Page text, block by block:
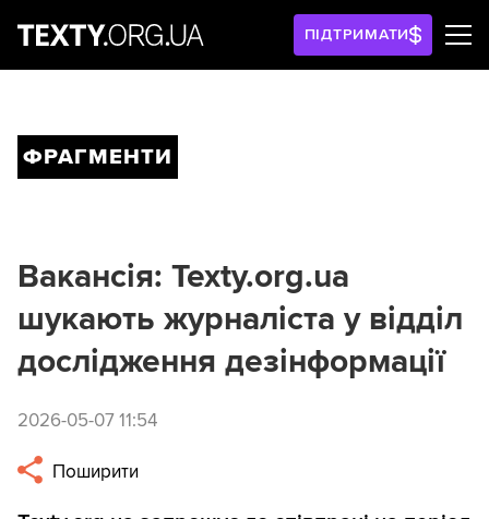
ПІДТРИМАТИ
ФРАГМЕНТИ
Вакансія: Texty.org.ua
шукають журналіста у відділ
дослідження дезінформації
2026-05-07 11:54
Поширити